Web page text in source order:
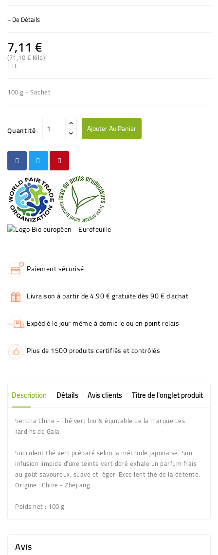
+ De Détails
7,11 €
(71,10 € Kilo)
TTC
100 g - Sachet
Quantité Ajouter Au Panier
Paiement sécurisé
Livraison à partir de 4,90 € gratuite dès 90 € d'achat
Expédié le jour même à domicile ou en point relais
Plus de 1500 produits certifiés et contrôlés
Description Détails Avis clients Titre de l'onglet produit
Sencha Chine - Thé vert bio & équitable de la marque Les
Jardins de Gaia
Succulent thé vert préparé selon la méthode japonaise. Son
infusion limpide d’une teinte vert doré exhale un parfum frais
au goût savoureux, suave et léger. Excellent thé de la détente.
Origine : Chine - Zhejiang
Poids net : 100 g
Avis